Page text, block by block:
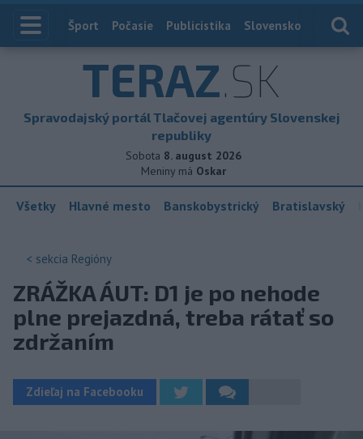
Index
Šport Počasie Publicistika Slovensko
TERAZ.SK
Spravodajský portál Tlačovej agentúry Slovenskej
republiky
Sobota 8. august 2026
Meniny má Oskar
Všetky Hlavné mesto Banskobystrický Bratislavský
< sekcia Regióny
ZRÁŽKA ÁUT: D1 je po nehode
plne prejazdná, treba rátať so
zdržaním
Zdieľaj na Facebooku